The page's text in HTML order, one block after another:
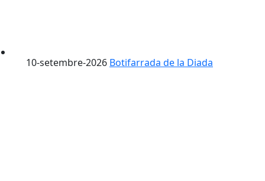
10-setembre-2026 Botifarrada de la Diada